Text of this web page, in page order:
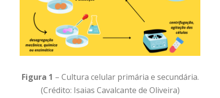
Figura 1 – Cultura celular primária e secundária.
(Crédito: Isaias Cavalcante de Oliveira)